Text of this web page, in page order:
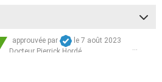
approuvée par
Docteur Pierrick Hordé
le 7 août 2023